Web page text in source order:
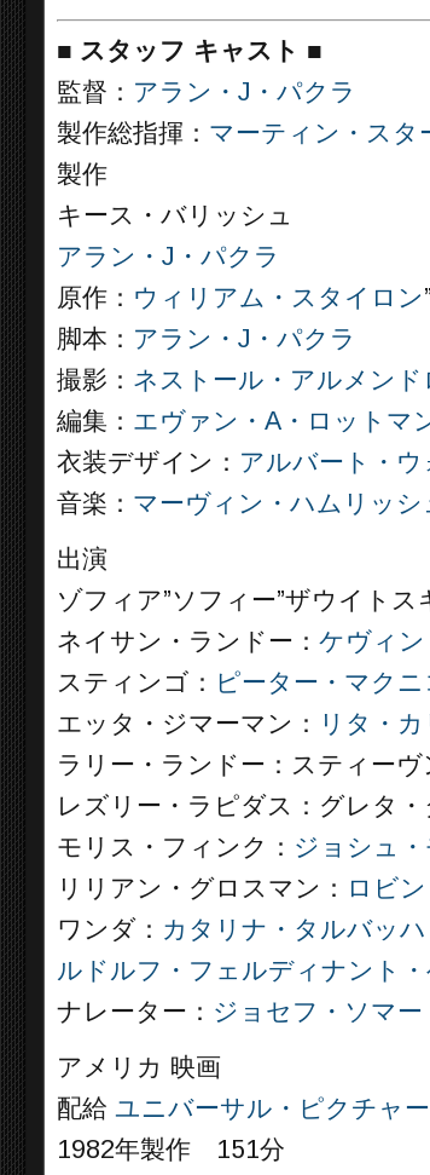
■ スタッフ キャスト ■
監督： アラン・J・パクラ
製作総指揮： マーティン・スタ
製作
キース・バリッシュ
アラン・J・パクラ
原作： ウィリアム・スタイロン”
脚本： アラン・J・パクラ
撮影： ネストール・アルメンド
編集： エヴァン・A・ロットマ
衣装デザイン： アルバート・
音楽： マーヴィン・ハムリッシ
出演
ゾフィア”ソフィー”ザウイトス
ネイサン・ランドー： ケヴィ
スティンゴ： ピーター・マク
エッタ・ジマーマン： リタ・カ
ラリー・ランドー：スティー
レズリー・ラピダス：グレタ・
モリス・フィンク： ジョシュ
リリアン・グロスマン： ロビ
ワンダ： カタリナ・タルバッハ
ルドルフ・フェルディナント・
ナレーター： ジョセフ・ソマー
アメリカ 映画
配給 ユニバーサル・ピクチャ
1982年製作 151分